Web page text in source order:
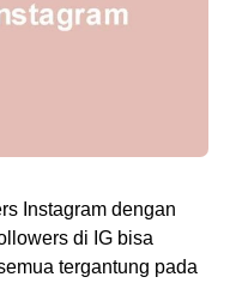
Instagram dengan
di IG bisa
tergantung pada